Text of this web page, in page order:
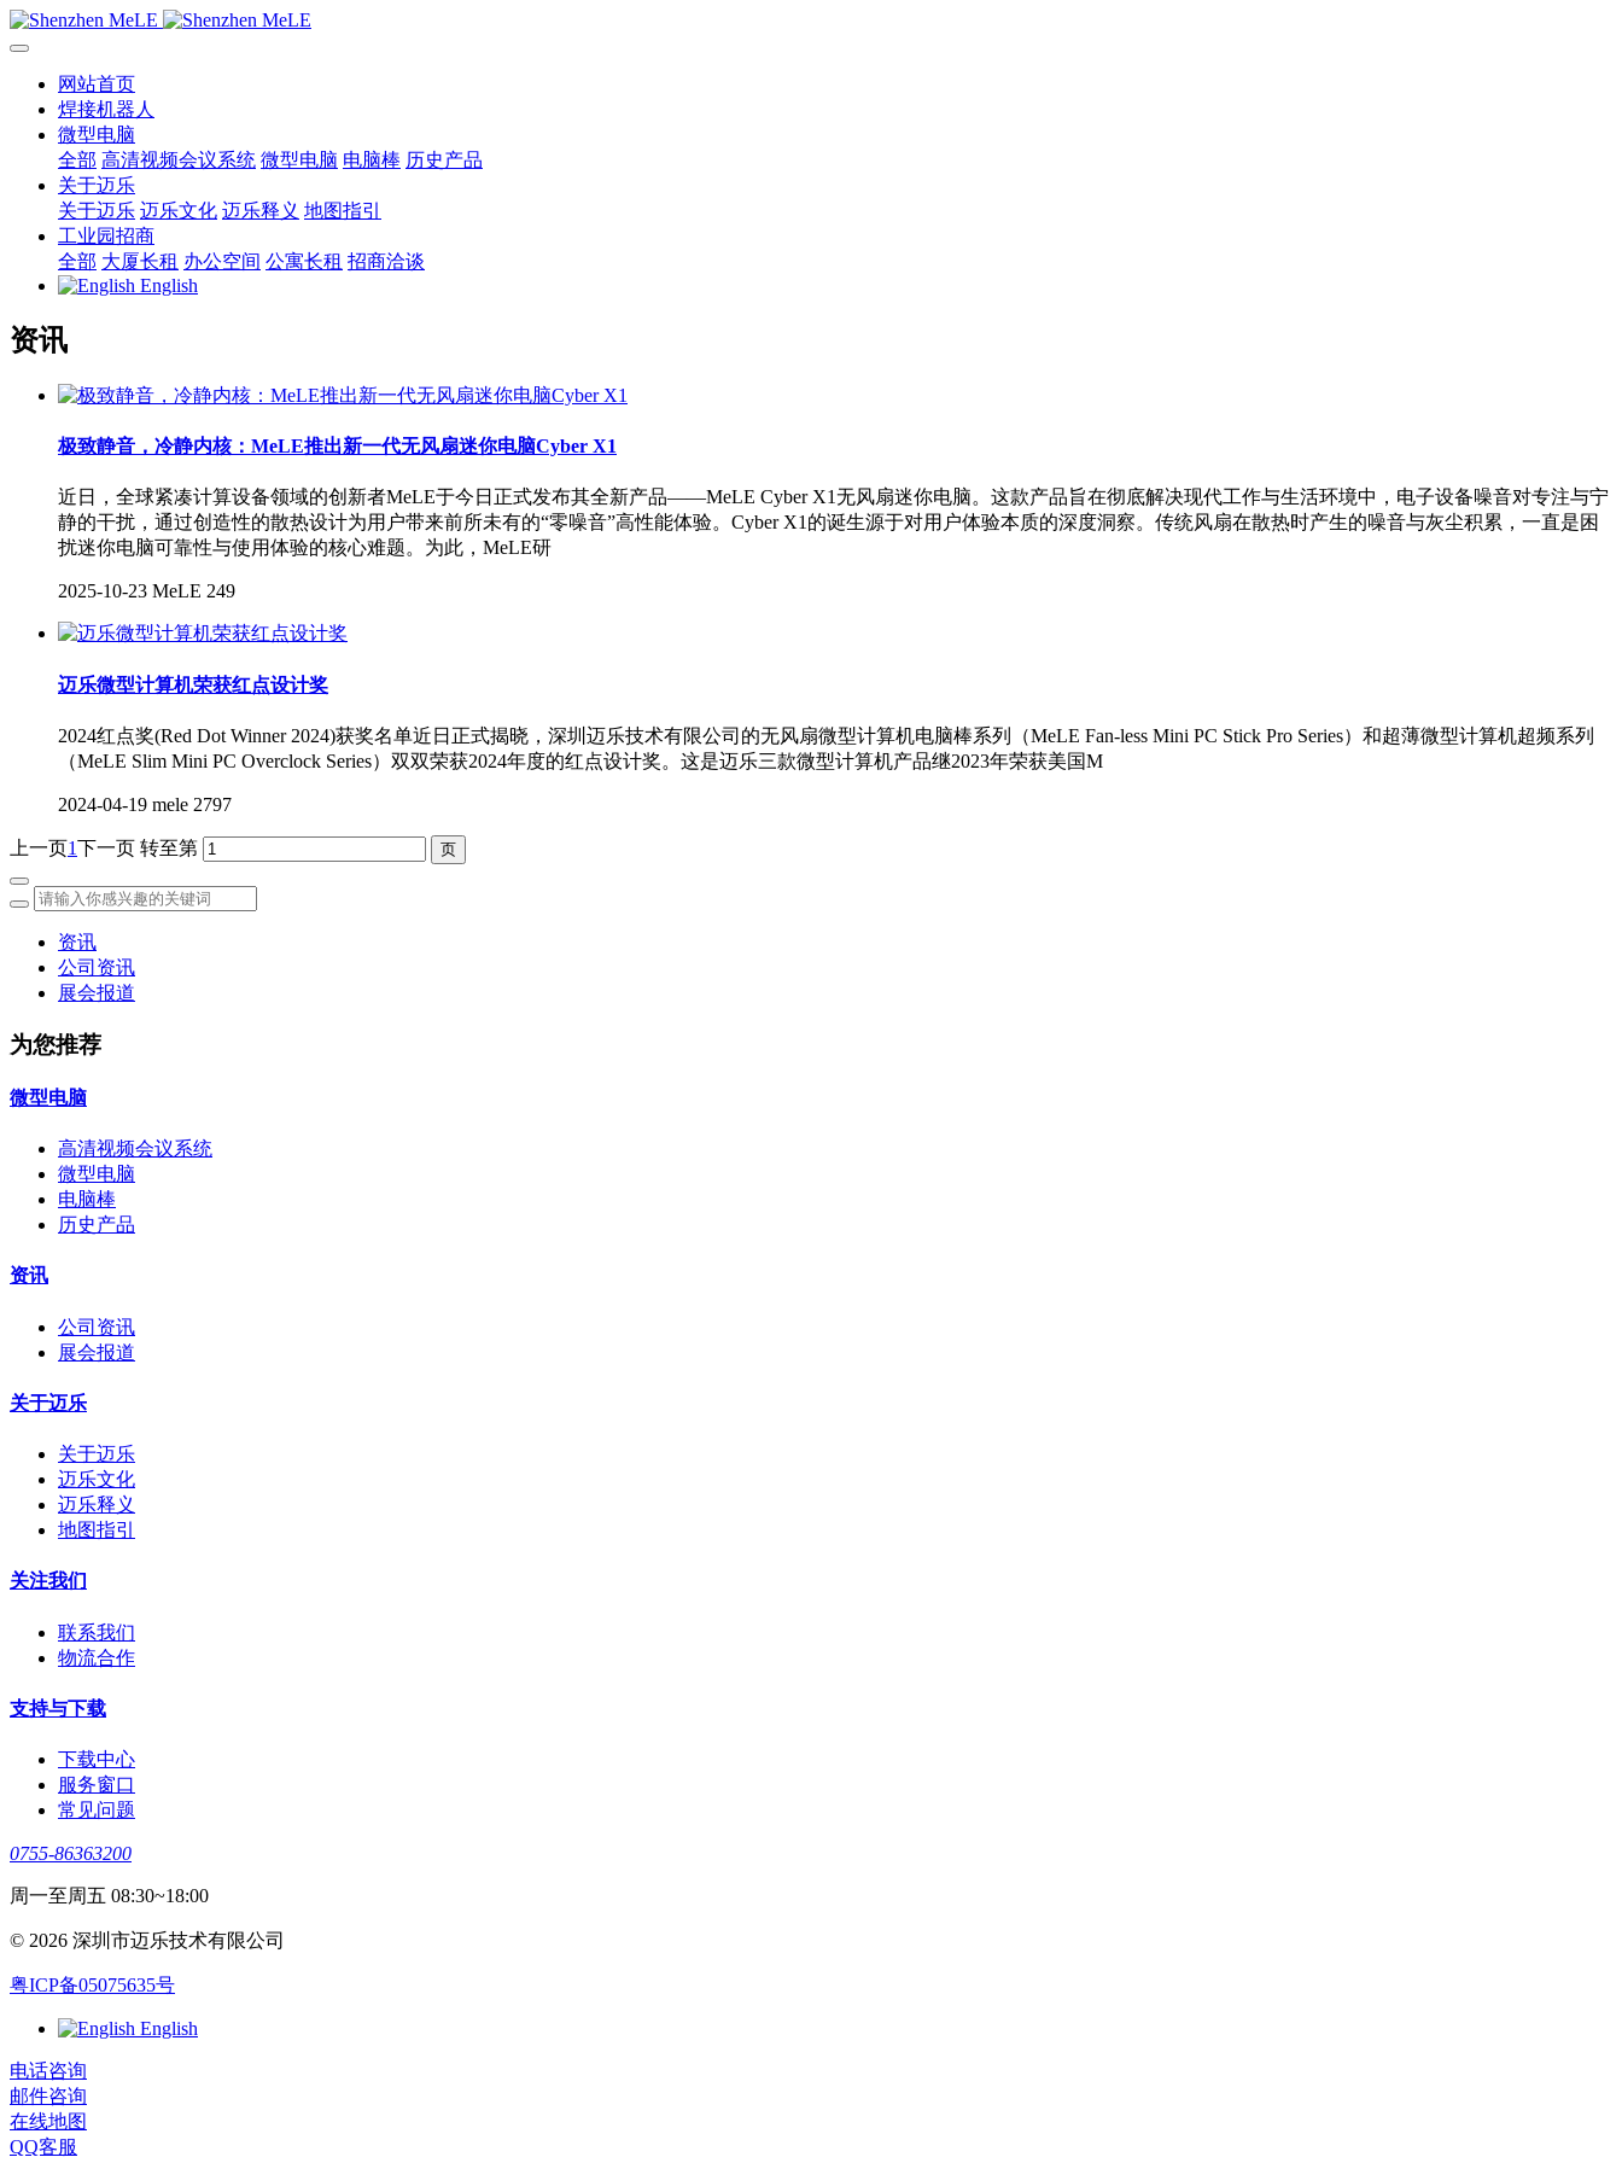
网站首页
焊接机器人
微型电脑
全部 高清视频会议系统 微型电脑 电脑棒 历史产品
关于迈乐
关于迈乐 迈乐文化 迈乐释义 地图指引
工业园招商
全部 大厦长租 办公空间 公寓长租 招商洽谈
English
资讯
极致静音，冷静内核：MeLE推出新一代无风扇迷你电脑Cyber X1
近日，全球紧凑计算设备领域的创新者MeLE于今日正式发布其全新产品——MeLE Cyber X1无风扇迷你电脑。这款产品旨在彻底解决现代工作与生活环境中，电子设备噪音对专注与宁
静的干扰，通过创造性的散热设计为用户带来前所未有的“零噪音”高性能体验。Cyber X1的诞生源于对用户体验本质的深度洞察。传统风扇在散热时产生的噪音与灰尘积累，一直是困
扰迷你电脑可靠性与使用体验的核心难题。为此，MeLE研
2025-10-23 MeLE 249
迈乐微型计算机荣获红点设计奖
2024红点奖(Red Dot Winner 2024)获奖名单近日正式揭晓，深圳迈乐技术有限公司的无风扇微型计算机电脑棒系列（MeLE Fan-less Mini PC Stick Pro Series）和超薄微型计算机超频系列
（MeLE Slim Mini PC Overclock Series）双双荣获2024年度的红点设计奖。这是迈乐三款微型计算机产品继2023年荣获美国M
2024-04-19 mele 2797
上一页1下一页 转至第
资讯
公司资讯
展会报道
为您推荐
微型电脑
高清视频会议系统
微型电脑
电脑棒
历史产品
资讯
公司资讯
展会报道
关于迈乐
关于迈乐
迈乐文化
迈乐释义
地图指引
关注我们
联系我们
物流合作
支持与下载
下载中心
服务窗口
常见问题
0755-86363200
周一至周五 08:30~18:00
© 2026 深圳市迈乐技术有限公司
粤ICP备05075635号
English
电话咨询
邮件咨询
在线地图
QQ客服